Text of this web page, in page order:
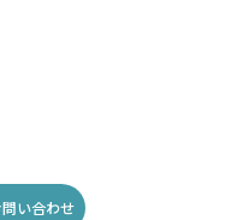
い合わせ